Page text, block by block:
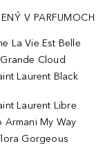
V PARFUMOCH
La Vie Est Belle
Cloud
Laurent Black
Laurent Libre
Armani My Way
Gorgeous